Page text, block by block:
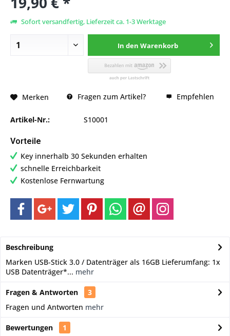
Sofort versandfertig, Lieferzeit ca. 1-3 Werktage
In den Warenkorb
Merken Fragen zum Artikel? Empfehlen
Artikel-Nr.: S10001
Vorteile
Key innerhalb 30 Sekunden erhalten
schnelle Erreichbarkeit
Kostenlose Fernwartung
Beschreibung
Marken USB-Stick 3.0 / Datenträger als 16GB Lieferumfang: 1x
USB Datenträger*... mehr
Fragen & Antworten
3
Fragen und Antworten mehr
Bewertungen
1